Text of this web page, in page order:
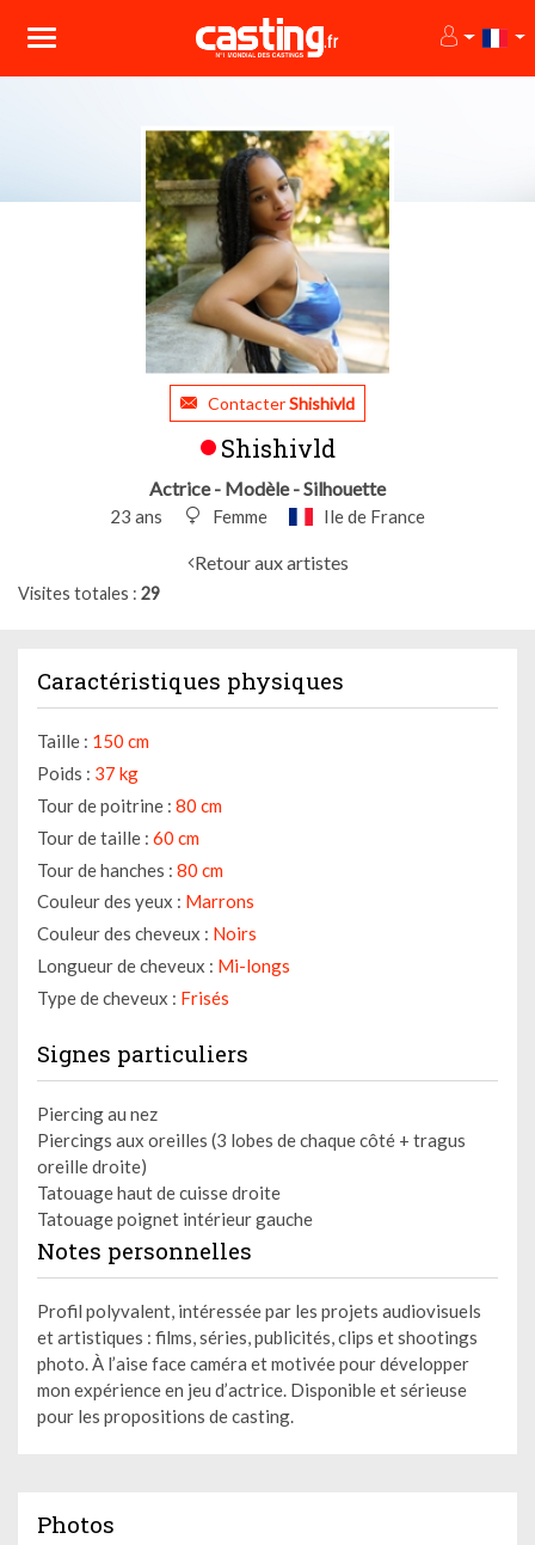
ContacterShishivld
Shishivld
Actrice - Modèle - Silhouette
23 ans Femme Ile de France
Retour aux artistes
Visites totales 29
Caractéristiques physiques
Taille : 150 cm
Poids : 37 kg
Tour de poitrine : 80 cm
Tour de taille : 60 cm
Tour de hanches : 80 cm
Couleur des yeux : Marrons
Couleur des cheveux : Noirs
Longueur de cheveux : Mi-longs
Type de cheveux : Frisés
Signes particuliers
Piercing au nez
Piercings aux oreilles (3 lobes de chaque côté + tragus
oreille droite)
Tatouage haut de cuisse droite
Tatouage poignet intérieur gauche
Notes personnelles
Profil polyvalent, intéressée par les projets audiovisuels
et artistiques : films, séries, publicités, clips et shootings
photo. À l’aise face caméra et motivée pour développer
mon expérience en jeu d’actrice. Disponible et sérieuse
pour les propositions de casting.
Photos